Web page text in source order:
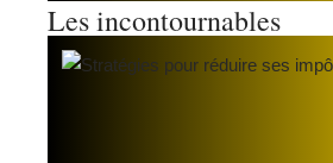
Les incontournables